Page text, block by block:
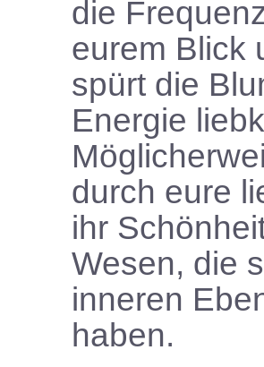
die
eurem Blick
spürt die
Energie
durch eure
ihr
Wesen, die
inneren
haben.